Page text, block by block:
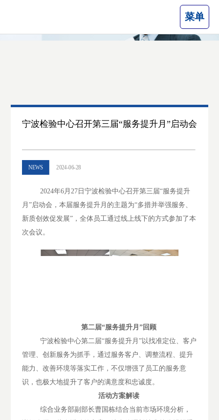
菜单
宁波检验中心召开第三届“服务提升月”启动会
NEWS 2024-06-28
2024年6月27 日宁波检验中心召开第三届“服务提升
月”启动会，本届服务提升月的主题为“多措并举强服务、
新质创效促发展”，全体员工通过线上线下的方式参加了本
次会议。
第二届“服务提升月”回顾
宁波检验中心第二届“服务提升月”以找准定位、客户
管理、创新服务为抓手，通过服务客户、调整流程、提升
能力、改善环境等落实工作，不仅增强了员工的服务意
识，也极大地提升了客户的满意度和忠诚度。
活动方案解读
综合业务部副部长曹国栋结合当前市场环境分析，